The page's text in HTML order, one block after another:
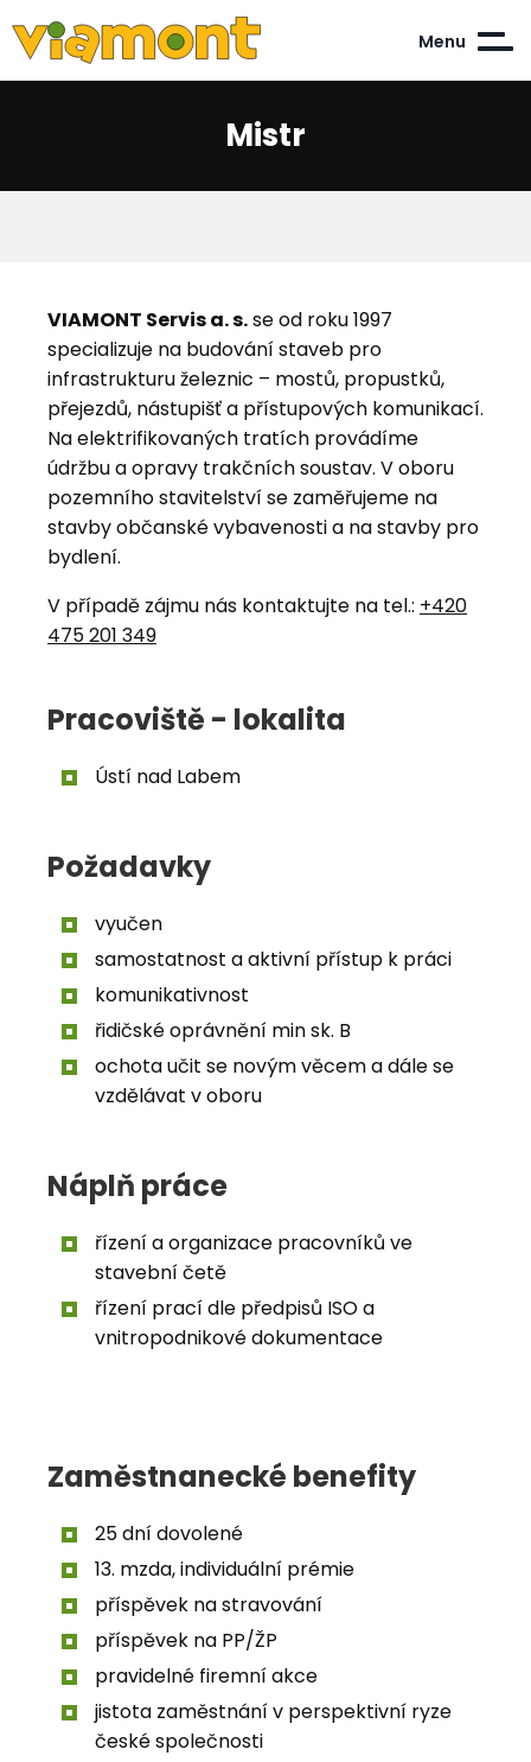
Menu
Mistr
VIAMONT Servis a. s.se od roku 1997
specializuje na budování staveb pro
infrastrukturu železnic – mostů, propustků,
přejezdů, nástupišť a přístupových komunikací.
Na elektrifikovaných tratích provádíme
údržbu a opravy trakčních soustav. V oboru
pozemního stavitelství se zaměřujeme na
stavby občanské vybavenosti a na stavby pro
bydlení.
V případě zájmu nás kontaktujte na tel.: +420
475 201 349
Pracoviště - lokalita
Ústí nad Labem
Požadavky
vyučen
samostatnost a aktivní přístup k práci
komunikativnost
řidičské oprávnění min sk. B
ochota učit se novým věcem a dále se
vzdělávat v oboru
Náplň práce
řízení a organizace pracovníků ve
stavební četě
řízení prací dle předpisů ISO a
vnitropodnikové dokumentace
Zaměstnanecké benefity
25 dní dovolené
13. mzda, individuální prémie
příspěvek na stravování
příspěvek na PP/ŽP
pravidelné firemní akce
jistota zaměstnání v perspektivní ryze
české společnosti